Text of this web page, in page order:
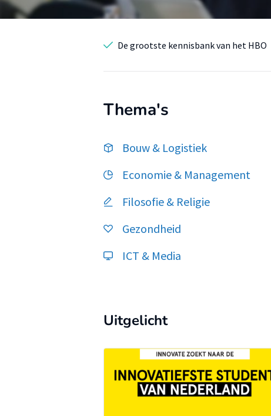
De grootste kennisbank van het HBO
Thema's
Bouw & Logistiek
Economie & Management
Filosofie & Religie
Gezondheid
ICT & Media
Uitgelicht